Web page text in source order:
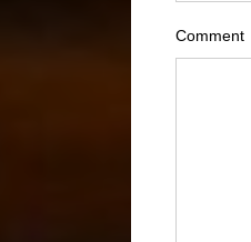
Comment